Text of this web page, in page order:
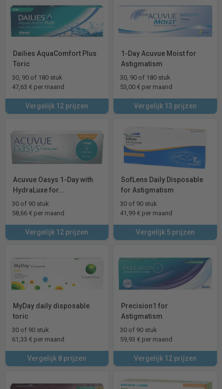
Dailies AquaComfort Plus
Toric
30, 90 of 180 stuk
47,63 € per maand
Vergelijk 12 prijzen
1-Day Acuvue Moist for
Astigmatism
30, 90 of 180 stuk
53,00 € per maand
Vergelijk 13 prijzen
Acuvue Oasys 1-Day with
HydraLuxe for
Astigmatism
30 of 90 stuk
58,66 € per maand
Vergelijk 12 prijzen
SofLens Daily Disposable
for Astigmatism
30 of 90 stuk
41,99 € per maand
Vergelijk 5 prijzen
MyDay daily disposable
toric
30 of 90 stuk
61,33 € per maand
Vergelijk 8 prijzen
Precision1 for
Astigmatism
30 of 90 stuk
59,93 € per maand
Vergelijk 12 prijzen